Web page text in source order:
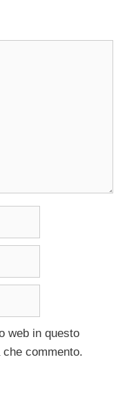
web in questo
commento.